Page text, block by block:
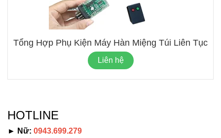
Tổng Hợp Phụ Kiện Máy Hàn Miệng Túi Liên Tục
Liên hệ
HOTLINE
► Nữ: 0943.699.279